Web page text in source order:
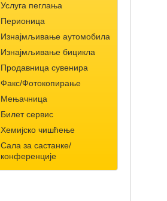
Услуга пеглања
Перионица
Изнајмљивање аутомобила
Изнајмљивање бицикла
Продавница сувенира
Факс/Фотокопирање
Мењачница
Билет сервис
Хемијско чишћење
Сала за састанке/
конференције